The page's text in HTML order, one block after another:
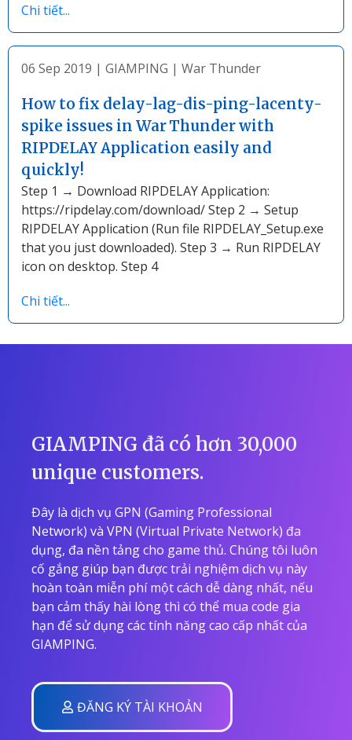
Chi tiết...
06 Sep 2019 | GIAMPING | War Thunder
How to fix delay-lag-dis-ping-lacenty-
spike issues in War Thunder with
RIPDELAY Application easily and
quickly!
Step 1 → Download RIPDELAY Application:
https://ripdelay.com/download/ Step 2 → Setup
RIPDELAY Application (Run file RIPDELAY_Setup.exe
that you just downloaded). Step 3 → Run RIPDELAY
icon on desktop. Step 4
Chi tiết...
GIAMPING đã có hơn 30,000
unique customers.
Đây là dịch vụ GPN (Gaming Professional
Network) và VPN (Virtual Private Network) đa
dụng, đa nền tảng cho game thủ. Chúng tôi luôn
cố gắng giúp bạn được trải nghiệm dịch vụ này
hoàn toàn miễn phí một cách dễ dàng nhất, nếu
bạn cảm thấy hài lòng thì có thể mua code gia
hạn để sử dụng các tính năng cao cấp nhất của
GIAMPING.
ĐĂNG KÝ TÀI KHOẢN